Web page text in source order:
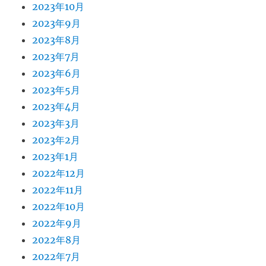
2023年10月
2023年9月
2023年8月
2023年7月
2023年6月
2023年5月
2023年4月
2023年3月
2023年2月
2023年1月
2022年12月
2022年11月
2022年10月
2022年9月
2022年8月
2022年7月